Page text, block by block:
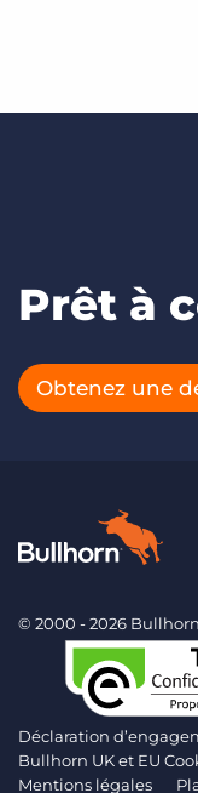
Prêt à
Obtenez une
© 2000 - 2026
Déclaration
Bullhorn UK et EU
Mentions légales